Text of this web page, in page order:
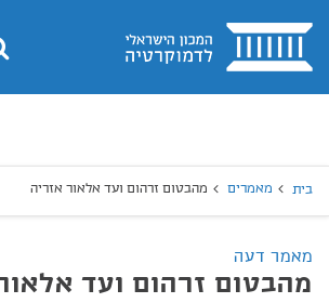
בית
בית מאמרים מהבטום זרהום ועד אלאור אזריה
מאמר דעה
מהבטום זרהום ועד